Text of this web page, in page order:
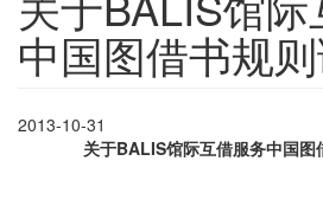
中国图借书规
2013-10-31
关于BALIS馆际互借服务中国图